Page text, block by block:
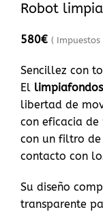
Robot
580€ ( Impuestos
Sencillez con
El
libertad de
con eficacia de
con un filtro
contacto con
Su diseño
transparente